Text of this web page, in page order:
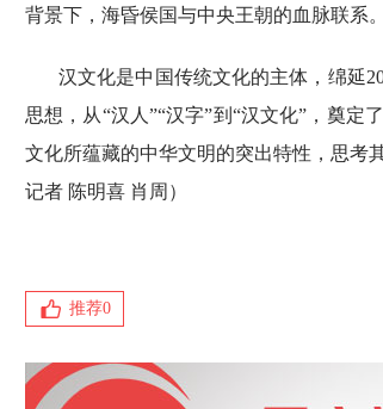
背景下，海昏侯国与中央王朝的血脉联系。
汉文化是中国传统文化的主体，绵延
思想，从“汉人”“汉字”到“汉文化”，奠
文化所蕴藏的中华文明的突出特性，思考
记者 陈明喜 肖周）
推荐0